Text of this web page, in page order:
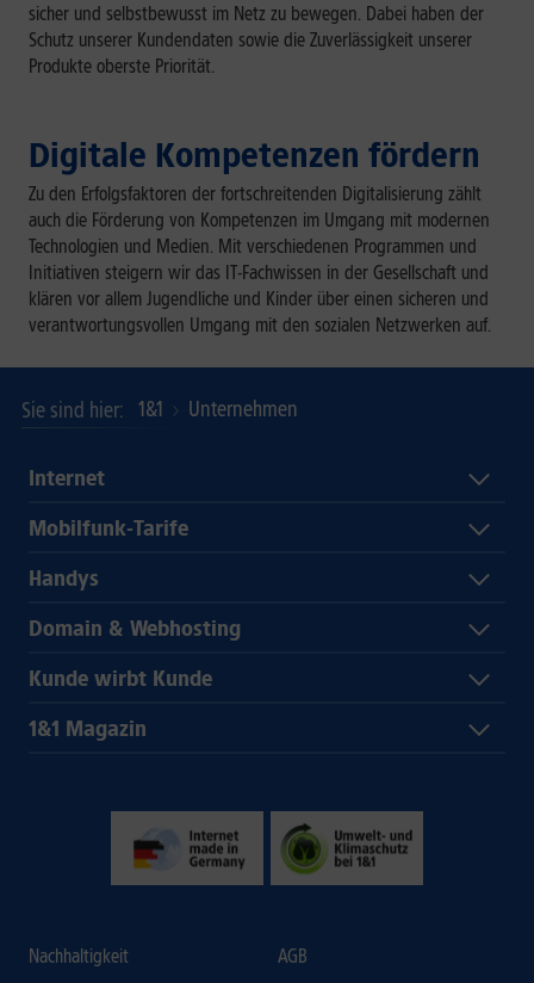
sicher und selbstbewusst im Netz zu bewegen. Dabei haben der
Schutz unserer Kundendaten sowie die Zuverlässigkeit unserer
Produkte oberste Priorität.
Digitale Kompetenzen fördern
Zu den Erfolgsfaktoren der fortschreitenden Digitalisierung zählt
auch die Förderung von Kompetenzen im Umgang mit modernen
Technologien und Medien. Mit verschiedenen Programmen und
Initiativen steigern wir das IT-Fachwissen in der Gesellschaft und
klären vor allem Jugendliche und Kinder über einen sicheren und
verantwortungsvollen Umgang mit den sozialen Netzwerken auf.
Sie sind hier 1&1 Unternehmen
Internet
Mobilfunk-Tarife
Handys
Domain & Webhosting
Kunde wirbt Kunde
1&1 Magazin
Nachhaltigkeit
AGB